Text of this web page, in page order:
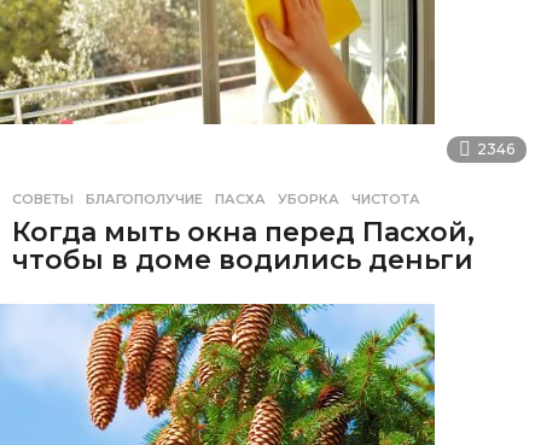
2346
СОВЕТЫ БЛАГОПОЛУЧИЕ ,ПАСХА ,УБОРКА ,ЧИСТОТА
Когда мыть окна перед Пасхой,
чтобы в доме водились деньги